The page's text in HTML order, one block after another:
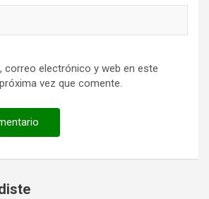
correo electrónico y web en este
vez que comente.